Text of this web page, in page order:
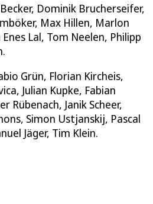
Dominik Brucherseifer,
Max Hillen, Marlon
Lal, Tom Neelen, Philipp
Grün, Florian Kircheis,
Julian Kupke, Fabian
Rübenach, Janik Scheer,
Simon Ustjanskij, Pascal
Jäger, Tim Klein.